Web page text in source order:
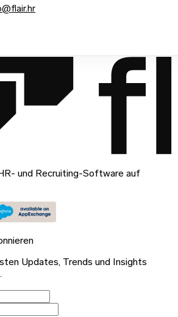
und Recruiting-Software auf
Updates, Trends und Insights